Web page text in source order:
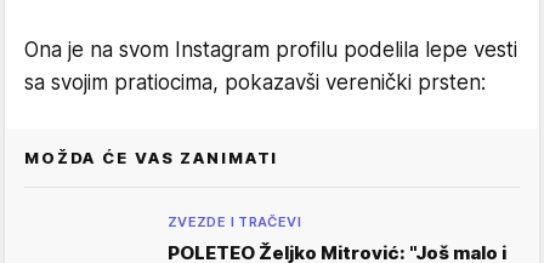
Ona je na svom Instagram profilu podelila lepe vesti
sa svojim pratiocima, pokazavši verenički prsten:
MOŽDA ĆE VAS ZANIMATI
ZVEZDE I TRAČEVI
POLETEO Željko Mitrović: "Još malo i